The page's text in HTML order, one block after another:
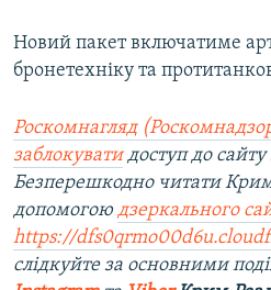
Новий пакет включатиме
бронетехніку та
Роскомнагляд
заблокуватидоступ до сайту
Безперешкодно читати
допомогою дзеркального
https://
слідкуйте за основними